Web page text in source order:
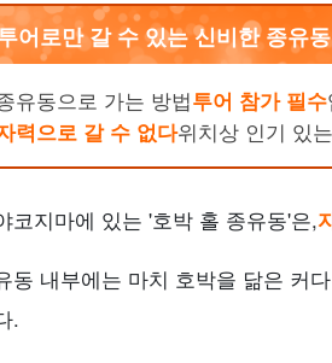
어로만 갈 수 있는 신비한 종유동
유동으로 가는 방법투어 참가 필수
력으로 갈 수 없다위치상 인기 있
코지마에 있는 '호박 홀 종유동'은,
동 내부에는 마치 호박을 닮은 커
.